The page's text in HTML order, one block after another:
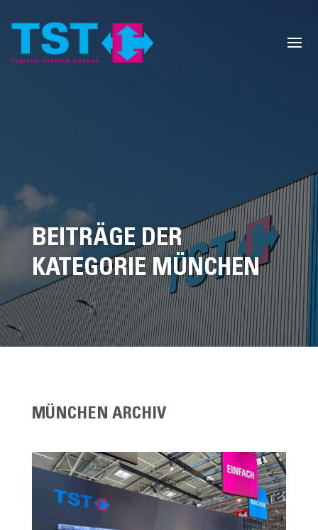
BEITRÄGE DER
KATEGORIE MÜNCHEN
MÜNCHEN ARCHIV